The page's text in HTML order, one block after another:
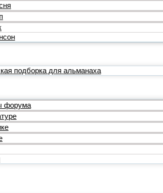
подборка для альманаха
форума